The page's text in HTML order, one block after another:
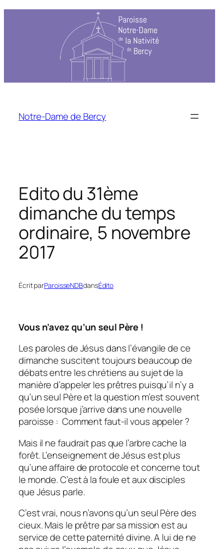
Notre-Dame de Bercy
Edito du 31ème
dimanche du temps
ordinaire, 5 novembre
2017
Écrit parParoisseNDBdansÉdito
Vous n’avez qu’un seul Père !
Les paroles de Jésus dans l’évangile de ce
dimanche suscitent toujours beaucoup de
débats entre les chrétiens au sujet de la
manière d’appeler les prêtres puisqu’il n’y a
qu’un seul Père et la question m’est souvent
posée lorsque j’arrive dans une nouvelle
paroisse : Comment faut-il vous appeler ?
Mais il ne faudrait pas que l’arbre cache la
forêt. L’enseignement de Jésus est plus
qu’une affaire de protocole et concerne tout
le monde. C’est à la foule et aux disciples
que Jésus parle.
C’est vrai, nous n’avons qu’un seul Père des
cieux. Mais le prêtre par sa mission est au
service de cette paternité divine. A lui de ne